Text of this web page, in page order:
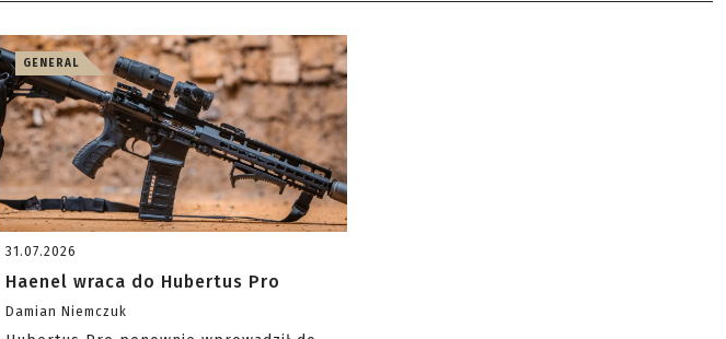
GENERAL
31.07.2026
Haenel wraca do Hubertus Pro
Damian Niemczuk